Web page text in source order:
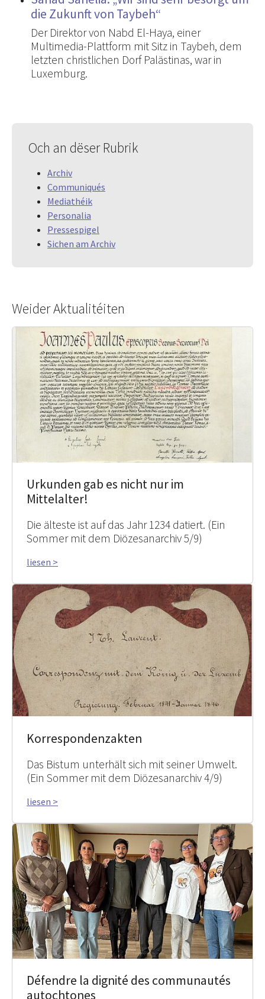
die Zukunft von Taybeh“
Der Direktor von Nabd El-Haya, einer
Multimedia-Plattform mit Sitz in Taybeh, dem
letzten christlichen Dorf Palästinas, war in
Luxemburg.
Och an dëser Rubrik
Archiv
Communiqués
Mediathéik
Personalia
Pressespigel
Sichen am Archiv
Weider Aktualitéiten
Urkunden gab es nicht nur im
Mittelalter!
Die älteste ist auf das Jahr 1234 datiert. (Ein
Sommer mit dem Diözesanarchiv 5/9)
liesen >
Korrespondenzakten
Das Bistum unterhält sich mit seiner Umwelt.
(Ein Sommer mit dem Diözesanarchiv 4/9)
liesen >
Défendre la dignité des communautés
autochtones